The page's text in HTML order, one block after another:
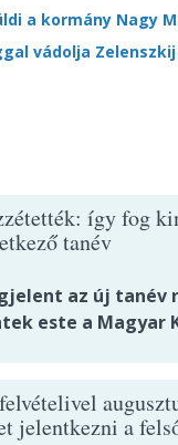
a kormány Nagy
vádolja
így fog
tanév
az új tanév
este a Magyar
jelentkezni a